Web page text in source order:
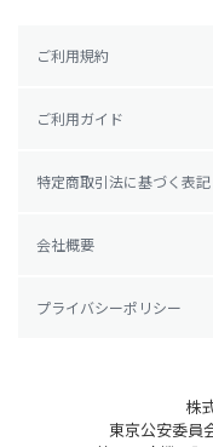
ご利用規約
ご利用ガイド
特定商取引法に基づく表記
会社概要
プライバシーポリシー
株
東京公安委員